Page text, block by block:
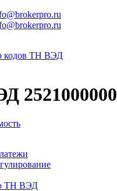
кодов ТН ВЭД
2521000000
ТН ВЭД